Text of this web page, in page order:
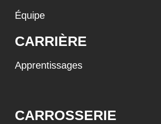
Équipe
CARRIÈRE
Apprentissages
CARROSSERIE